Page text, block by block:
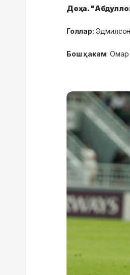
Доҳа.
Голлар:
Бош ҳакам: Омар